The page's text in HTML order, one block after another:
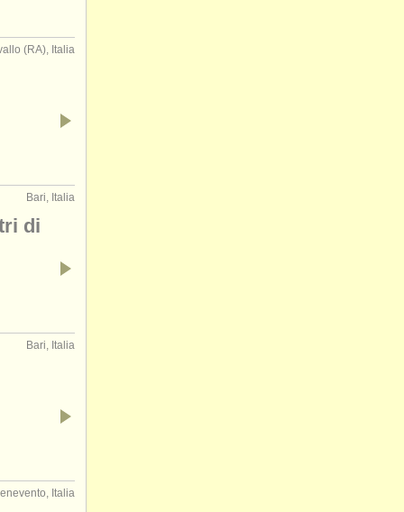
(RA), Italia
Bari, Italia
di
Bari, Italia
Italia